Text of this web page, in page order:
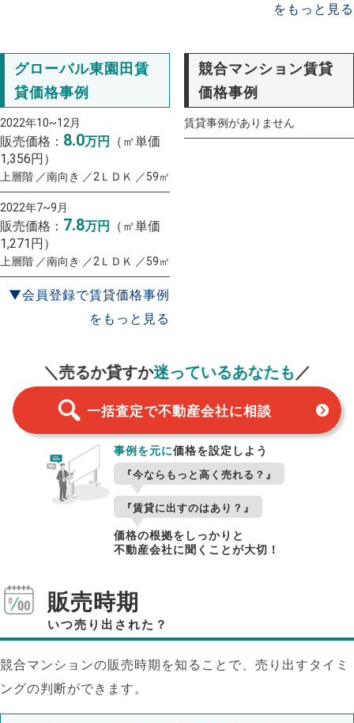
をもっと見る
グローバル東園田賃
貸価格事例
2022年10~12月
販売価格： 8.0万円
（㎡単価
1,356円）
上層階 ／南向き ／2ＬＤＫ ／59㎡
2022年7~9月
販売価格： 7.8万円
（㎡単価
1,271円）
上層階 ／南向き ／2ＬＤＫ ／59㎡
▼会員登録で賃貸価格事例
をもっと見る
競合マンション賃貸
価格事例
賃貸事例がありません
＼売るか貸すか迷っているあなたも／
一括査定で不動産会社に相談
事例を元に価格を設定しよう
『今ならもっと高く売れる？』
『賃貸に出すのはあり？』
価格の根拠をしっかりと
不動産会社に聞くことが大切！
販売時期
いつ売り出された？
競合マンションの販売時期を知ることで、売り出すタイミ
ングの判断ができます。